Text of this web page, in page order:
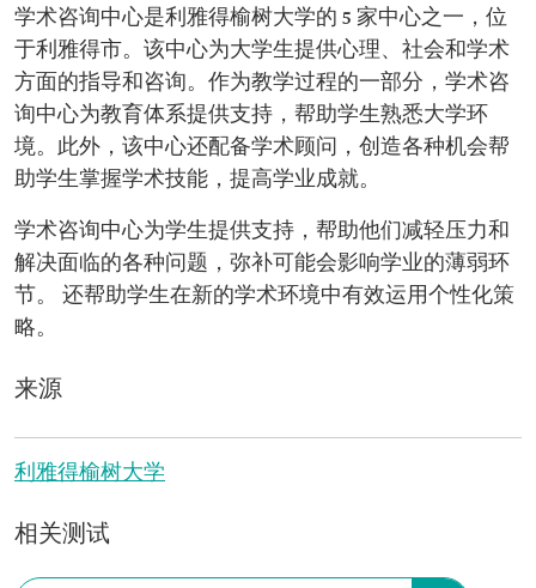
学术咨询中心是利雅得榆树大学的 5 家中心之一，位
于利雅得市。该中心为大学生提供心理、社会和学术
方面的指导和咨询。作为教学过程的一部分，学术咨
询中心为教育体系提供支持，帮助学生熟悉大学环
境。此外，该中心还配备学术顾问，创造各种机会帮
助学生掌握学术技能，提高学业成就。
学术咨询中心为学生提供支持，帮助他们减轻压力和
解决面临的各种问题，弥补可能会影响学业的薄弱环
节。 还帮助学生在新的学术环境中有效运用个性化策
略。
来源
利雅得榆树大学
相关测试